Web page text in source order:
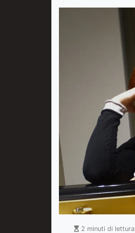
2 minuti di lettura